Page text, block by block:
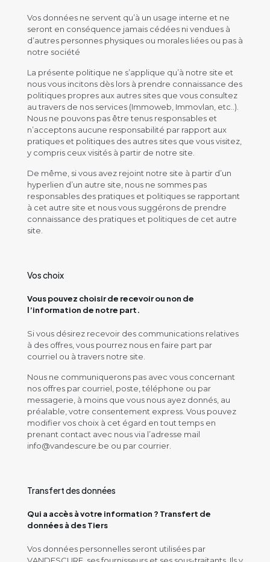
Vos données ne servent qu’à un usage interne et ne
seront en conséquence jamais cédées ni vendues à
d’autres personnes physiques ou morales liées ou pas à
notre société
La présente politique ne s’applique qu’à notre site et
nous vous incitons dès lors à prendre connaissance des
politiques propres aux autres sites que vous consultez
au travers de nos services (Immoweb, Immovlan, etc..).
Nous ne pouvons pas être tenus responsables et
n’acceptons aucune responsabilité par rapport aux
pratiques et politiques des autres sites que vous visitez,
y compris ceux visités à partir de notre site.
De même, si vous avez rejoint notre site à partir d’un
hyperlien d’un autre site, nous ne sommes pas
responsables des pratiques et politiques se rapportant
à cet autre site et nous vous suggérons de prendre
connaissance des pratiques et politiques de cet autre
site.
Vos choix
Vous pouvez choisir de recevoir ou non de
l’information de notre part.
Si vous désirez recevoir des communications relatives
à des offres, vous pourrez nous en faire part par
courriel ou à travers notre site.
Nous ne communiquerons pas avec vous concernant
nos offres par courriel, poste, téléphone ou par
messagerie, à moins que vous nous ayez donnés, au
préalable, votre consentement express. Vous pouvez
modifier vos choix à cet égard en tout temps en
prenant contact avec nous via l’adresse mail
info@vandescure.be ou par courrier.
Transfert des données
Qui a accès à votre information ? Transfert de
données à des Tiers
Vos données personnelles seront utilisées par